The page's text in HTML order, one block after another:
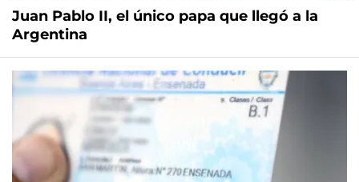
Juan Pablo II, el único papa que llegó a la
Argentina